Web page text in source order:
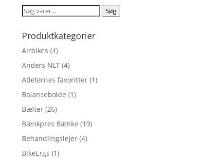
var:
kr. 1.900,00.
er:
kr. 570,00.
Søg
Søg
Produktkategorier
Airbikes (4)
Anders NLT (4)
Atleternes favoritter (1)
Balancebolde (1)
Bælter (26)
Bænkpres Bænke (19)
Behandlingslejer (4)
BikeErgs (1)